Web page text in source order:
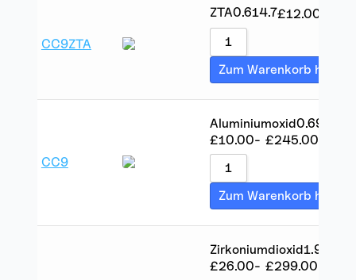
CC9ZTA
ZTA0.614.7£12.00
Zum Warenkorb
CC9
Aluminiumoxid0.69
£10.00- £245.00
Zum Warenkorb
Zirkoniumdioxid1.9
£26.00- £299.00